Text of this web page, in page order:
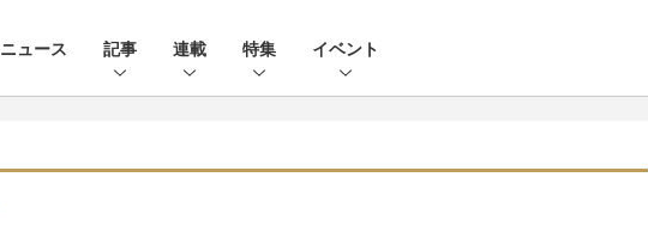
ニュース 記事 連載 特集 イベント